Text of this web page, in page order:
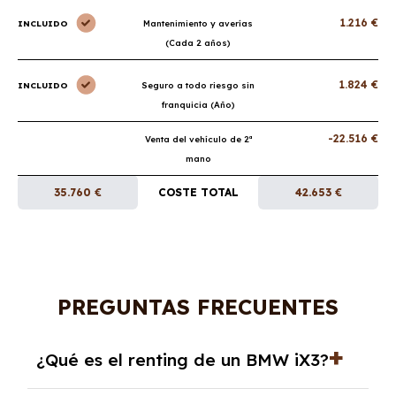
INCLUIDO
Mantenimiento y averías
(Cada 2 años)
1.216 €
INCLUIDO
Seguro a todo riesgo sin
franquicia (Año)
1.824 €
Venta del vehículo de 2ª
mano
-22.516 €
35.760 € COSTE TOTAL 42.653 €
PREGUNTAS FRECUENTES
¿Qué es el renting de un BMW iX3?